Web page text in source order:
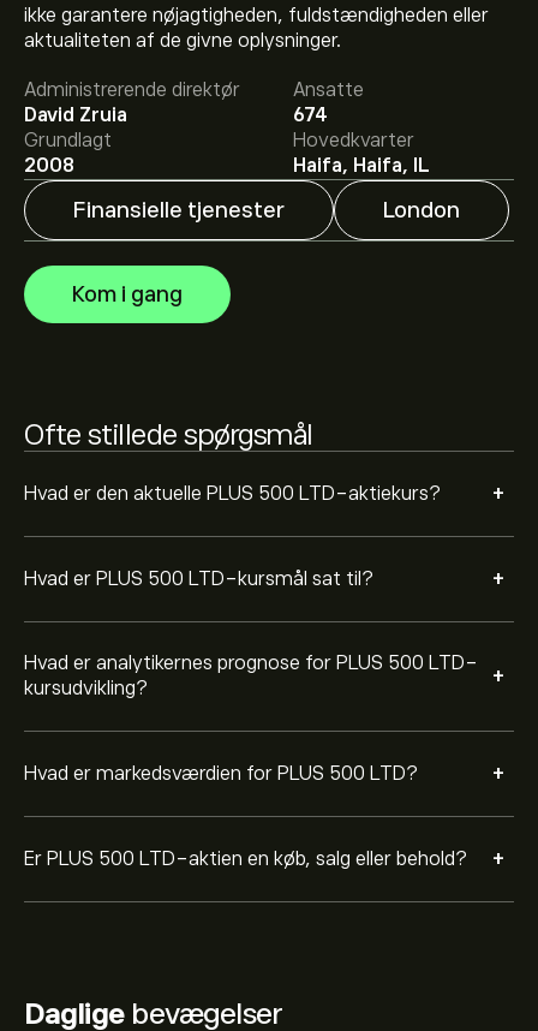
ikke garantere nøjagtigheden, fuldstændigheden eller
aktualiteten af de givne oplysninger.
Administrerende direktør
David Zruia
Ansatte
674
Grundlagt
2008
Hovedkvarter
Haifa, Haifa, IL
Finansielle tjenester London
Kom i gang
Ofte stillede spørgsmål
Hvad er den aktuelle PLUS 500 LTD-aktiekurs? +
Hvad er PLUS 500 LTD-kursmål sat til? +
3,820.00‎p‎.Tilmeld digpå eToro for at se analytikernes
aktieanbefaling og kursmål.
Hvad er analytikernes prognose for PLUS 500 LTD-
kursudvikling?
+
Aktieanalytikeres forventninger og prognoser for PLUS
500 LTD bygger på markedstrends, finansielle
rapporter og forventet vækst. Se den nyeste prognose
Hvad er markedsværdien for PLUS 500 LTD? +
Er PLUS 500 LTD-aktien en køb, salg eller behold? +
Dagligebevægelser